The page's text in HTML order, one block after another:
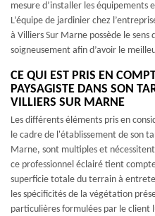
mesure d’installer les
L’équipe de jardinier chez
à Villiers Sur Marne possède le
soigneusement afin d’avoir le
CE QUI EST PRIS EN
PAYSAGISTE DANS SON
VILLIERS SUR MARNE
Les différents éléments pris en
le cadre de l'établissement de son
Marne, sont multiples et
ce professionnel éclairé tient
superficie totale du terrain à
les spécificités de la végétation
particulières formulées par le